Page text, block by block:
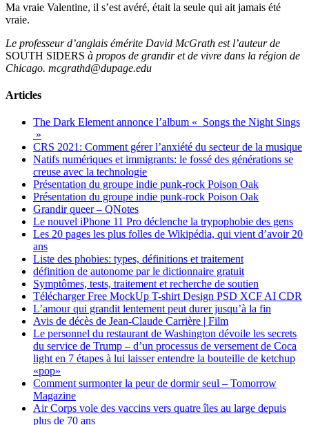
Ma vraie Valentine, il s’est avéré, était la seule qui ait jamais été
vraie.
Le professeur d’anglais émérite David McGrath est l’auteur de
SOUTH SIDERS à propos de grandir et de vivre dans la région de
Chicago. mcgrathd@dupage.edu
Articles
The Dark Element annonce l’album « Songs the Night Sings
»
CRS 2021: Comment gérer l’anxiété du secteur de la musique
Natifs numériques et immigrants: le fossé des générations se
creuse avec la technologie
Présentation du groupe indie punk-rock Poison Oak
Présentation du groupe indie punk-rock Poison Oak
Grandir queer – QNotes
Le nouvel iPhone 11 Pro déclenche la trypophobie des gens
Les 20 pages les plus folles de Wikipédia, qui vient d’avoir 20
ans
Liste des phobies: types, définitions et traitement
définition de autonome par le dictionnaire gratuit
Symptômes, tests, traitement et recherche de soutien
Télécharger Free MockUp T-shirt Design PSD XCF AI CDR
L’amour qui grandit lentement peut durer jusqu’à la fin
Avis de décès de Jean-Claude Carrière | Film
Le personnel du restaurant de Washington dévoile les secrets
du service de Trump – d’un processus de versement de Coca
light en 7 étapes à lui laisser entendre la bouteille de ketchup
«pop»
Comment surmonter la peur de dormir seul – Tomorrow
Magazine
Air Corps vole des vaccins vers quatre îles au large depuis
plus de 70 ans